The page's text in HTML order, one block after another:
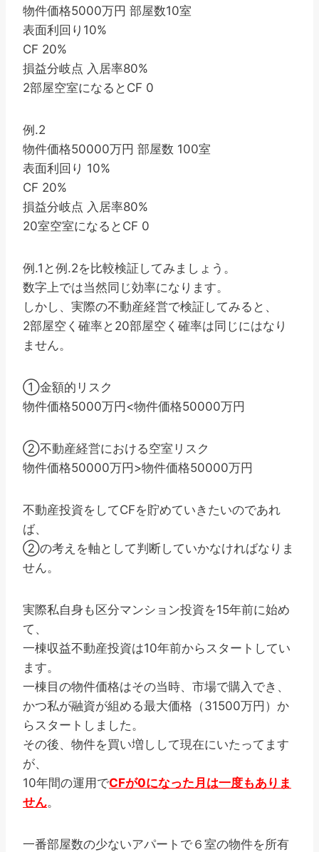
物件価格5000万円 部屋数10室
表面利回り10%
CF 20%
損益分岐点 入居率80%
2部屋空室になるとCF 0
例.2
物件価格50000万円 部屋数 100室
表面利回り 10%
CF 20%
損益分岐点 入居率80%
20室空室になるとCF 0
例.1と例.2を比較検証してみましょう。
数字上では当然同じ効率になります。
しかし、実際の不動産経営で検証してみると、
2部屋空く確率と20部屋空く確率は同じにはなり
ません。
①金額的リスク
物件価格5000万円<物件価格50000万円
②不動産経営における空室リスク
物件価格50000万円>物件価格50000万円
不動産投資をしてCFを貯めていきたいのであれ
ば、
②の考えを軸として判断していかなければなりま
せん。
実際私自身も区分マンション投資を15年前に始め
て、
一棟収益不動産投資は10年前からスタートしてい
ます。
一棟目の物件価格はその当時、市場で購入でき、
かつ私が融資が組める最大価格（31500万円）か
らスタートしました。
その後、物件を買い増しして現在にいたってます
が、
10年間の運用でCFが0になった月は一度もありま
せん。
一番部屋数の少ないアパートで６室の物件を所有